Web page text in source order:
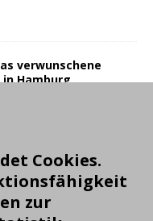
Cookies.
zur
verwunschene
Hamburg